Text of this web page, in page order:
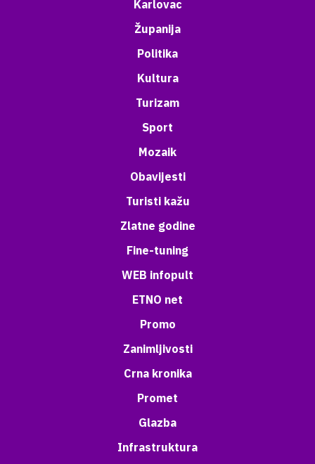
Karlovac
Županija
Politika
Kultura
Turizam
Sport
Mozaik
Obavijesti
Turisti kažu
Zlatne godine
Fine-tuning
WEB infopult
ETNO net
Promo
Zanimljivosti
Crna kronika
Promet
Glazba
Infrastruktura